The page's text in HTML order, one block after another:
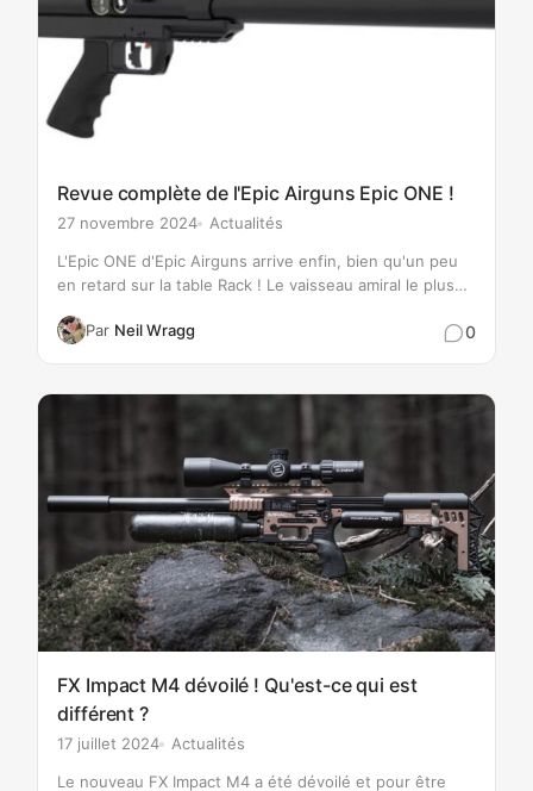
Revue complète de l'Epic Airguns Epic ONE !
27 novembre 2024 Actualités
Par Neil Wragg
L'Epic ONE d'Epic Airguns arrive enfin, bien qu'un peu
en retard sur la table Rack ! Le vaisseau amiral le plus
niveau supérieur. Le modèle ONE est…
0
FX Impact M4 dévoilé ! Qu'est-ce qui est
différent ?
17 juillet 2024
Actualités
Le nouveau FX Impact M4 a été dévoilé et pour être